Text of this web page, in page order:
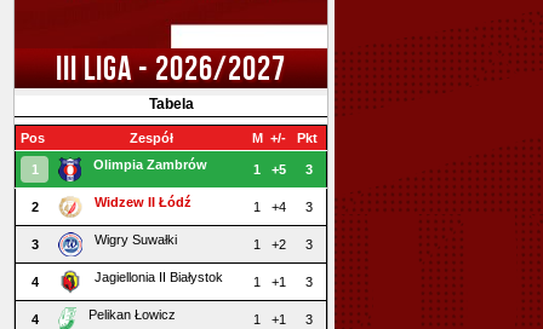
III LIGA - 2026/2027
Tabela
Pos Zespół M +/- Pkt
1 Olimpia Zambrów 1 +5 3
2 Widzew II Łódź 1 +4 3
3 Wigry Suwałki 1 +2 3
4 Jagiellonia II Białystok 1 +1 3
4 Pelikan Łowicz 1 +1 3